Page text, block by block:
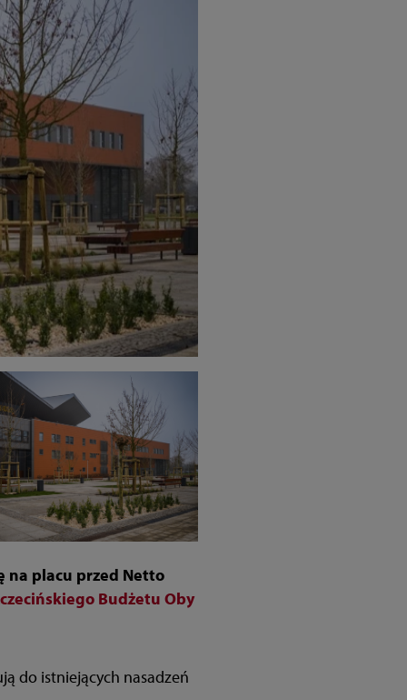
na placu przed Netto
Budżetu Oby
do istniejących nasadzeń